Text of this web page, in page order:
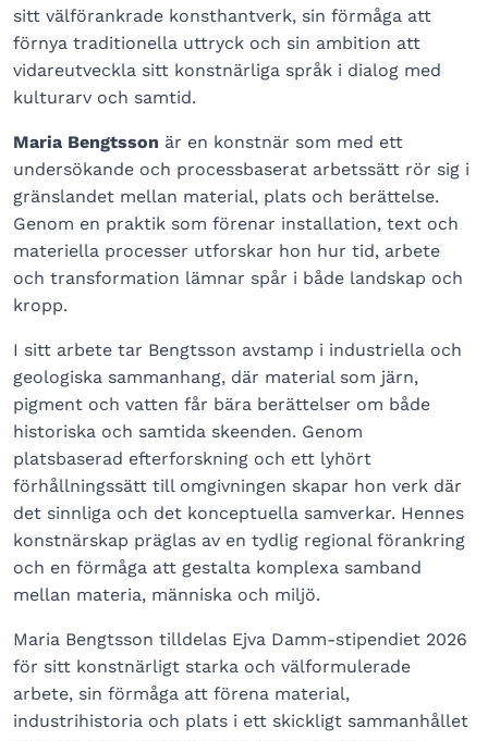
sitt välförankrade konsthantverk, sin förmåga att
förnya traditionella uttryck och sin ambition att
vidareutveckla sitt konstnärliga språk i dialog med
kulturarv och samtid.
Maria Bengtsson är en konstnär som med ett
undersökande och processbaserat arbetssätt rör sig i
gränslandet mellan material, plats och berättelse.
Genom en praktik som förenar installation, text och
materiella processer utforskar hon hur tid, arbete
och transformation lämnar spår i både landskap och
kropp.
I sitt arbete tar Bengtsson avstamp i industriella och
geologiska sammanhang, där material som järn,
pigment och vatten får bära berättelser om både
historiska och samtida skeenden. Genom
platsbaserad efterforskning och ett lyhört
förhållningssätt till omgivningen skapar hon verk där
det sinnliga och det konceptuella samverkar. Hennes
konstnärskap präglas av en tydlig regional förankring
och en förmåga att gestalta komplexa samband
mellan materia, människa och miljö.
Maria Bengtsson tilldelas Ejva Damm-stipendiet 2026
för sitt konstnärligt starka och välformulerade
arbete, sin förmåga att förena material,
industrihistoria och plats i ett skickligt sammanhållet